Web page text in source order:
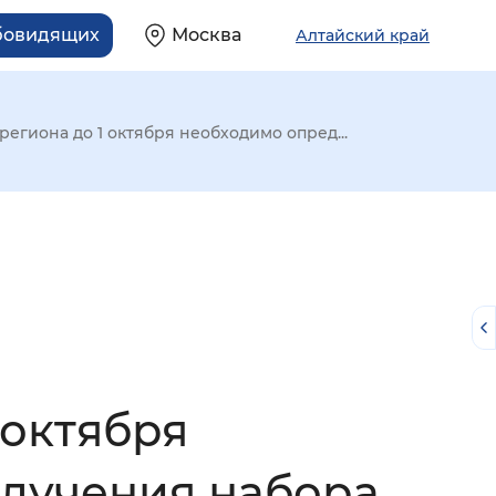
Москва Алтайский край
до 1 октября необходимо опред...